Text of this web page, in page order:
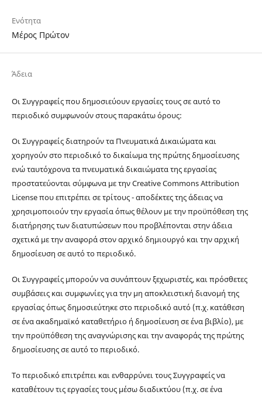
Ενότητα
Μέρος Πρώτον
Άδεια
Οι Συγγραφείς που δημοσιεύουν εργασίες τους σε αυτό το
περιοδικό συμφωνούν στους παρακάτω όρους:
Οι Συγγραφείς διατηρούν τα Πνευματικά Δικαιώματα και
χορηγούν στο περιοδικό το δικαίωμα της πρώτης δημοσίευσης
ενώ ταυτόχρονα τα πνευματικά δικαιώματα της εργασίας
προστατεύονται σύμφωνα με την Creative Commons Attribution
License που επιτρέπει σε τρίτους - αποδέκτες της άδειας να
χρησιμοποιούν την εργασία όπως θέλουν με την προϋπόθεση της
διατήρησης των διατυπώσεων που προβλέπονται στην άδεια
σχετικά με την αναφορά στον αρχικό δημιουργό και την αρχική
δημοσίευση σε αυτό το περιοδικό.
Οι Συγγραφείς μπορούν να συνάπτουν ξεχωριστές, και πρόσθετες
συμβάσεις και συμφωνίες για την μη αποκλειστική διανομή της
εργασίας όπως δημοσιεύτηκε στο περιοδικό αυτό (π.χ. κατάθεση
σε ένα ακαδημαϊκό καταθετήριο ή δημοσίευση σε ένα βιβλίο), με
την προϋπόθεση της αναγνώρισης και την αναφοράς της πρώτης
δημοσίευσης σε αυτό το περιοδικό.
Το περιοδικό επιτρέπει και ενθαρρύνει τους Συγγραφείς να
καταθέτουν τις εργασίες τους μέσω διαδικτύου (π.χ. σε ένα